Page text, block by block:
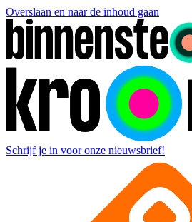
Overslaan en naar de inhoud gaan
Schrijf je in voor onze nieuwsbrief!